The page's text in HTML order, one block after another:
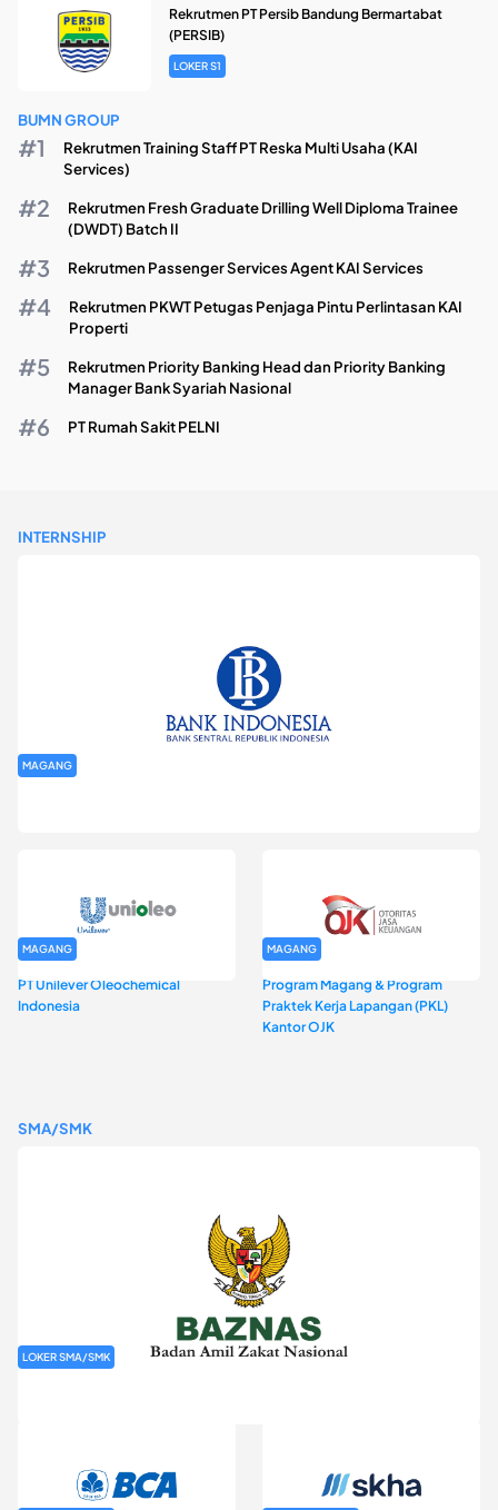
Rekrutmen PT Persib Bandung Bermartabat
(PERSIB)
LOKER S1
BUMN GROUP
Rekrutmen Training Staff PT Reska Multi Usaha (KAI
Services)
Rekrutmen Fresh Graduate Drilling Well Diploma Trainee
(DWDT) Batch II
Rekrutmen Passenger Services Agent KAI Services
Rekrutmen PKWT Petugas Penjaga Pintu Perlintasan KAI
Properti
Rekrutmen Priority Banking Head dan Priority Banking
Manager Bank Syariah Nasional
PT Rumah Sakit PELNI
INTERNSHIP
MAGANG
MAGANG
PT Unilever Oleochemical
Indonesia
MAGANG
Program Magang & Program
Praktek Kerja Lapangan (PKL)
Kantor OJK
SMA/SMK
LOKER SMA/SMK